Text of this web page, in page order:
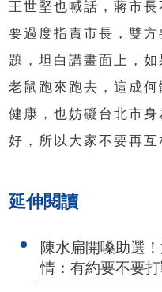
王世堅也喊話，蔣市
要過度指責市長，雙
題，坦白講畫面上，
老鼠跑來跑去，這成
健康，也妨礙台北市
好，所以大家不要再互
延伸閱讀
陳水扁開嗓助選
情：有約要不要